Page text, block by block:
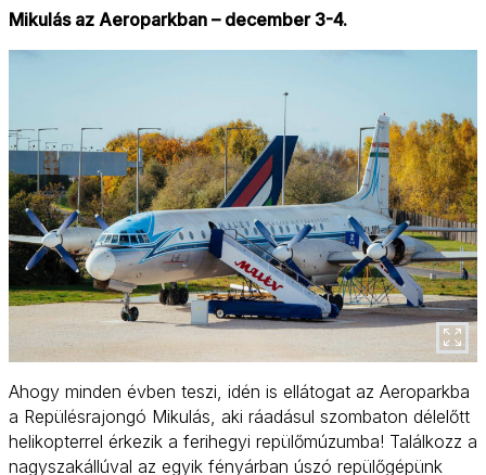
Mikulás az Aeroparkban – december 3-4.
Ahogy minden évben teszi, idén is ellátogat az Aeroparkba
a Repülésrajongó Mikulás, aki ráadásul szombaton délelőtt
helikopterrel érkezik a ferihegyi repülőmúzumba! Találkozz a
nagyszakállúval az egyik fényárban úszó repülőgépünk